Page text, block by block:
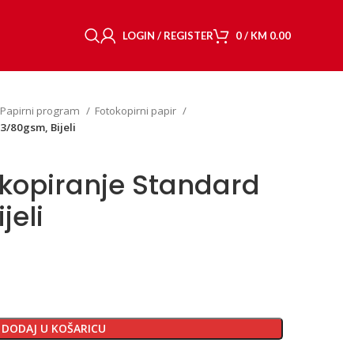
LOGIN / REGISTER 0/ KM 0.00
Papirni program
Fotokopirni papir
80gsm, Bijeli
Standard
DODAJ U KOŠARICU